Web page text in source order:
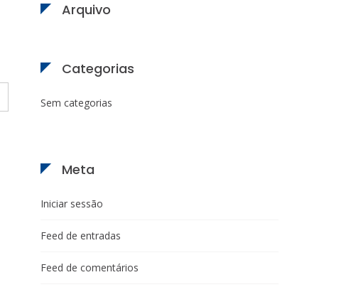
Arquivo
Categorias
Sem categorias
Meta
Iniciar sessão
Feed de entradas
Feed de comentários